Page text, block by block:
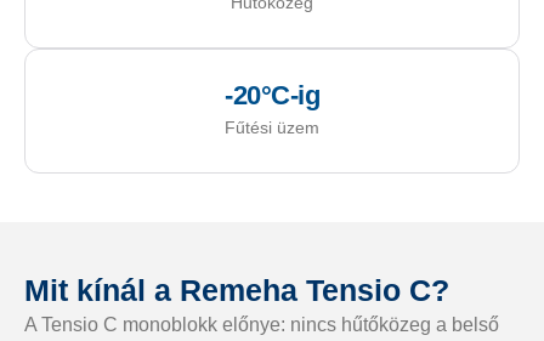
-20°C-ig
Fűtési üzem
Mit kínál a Remeha Tensio C?
A Tensio C monoblokk előnye: nincs hűtőközeg a belső